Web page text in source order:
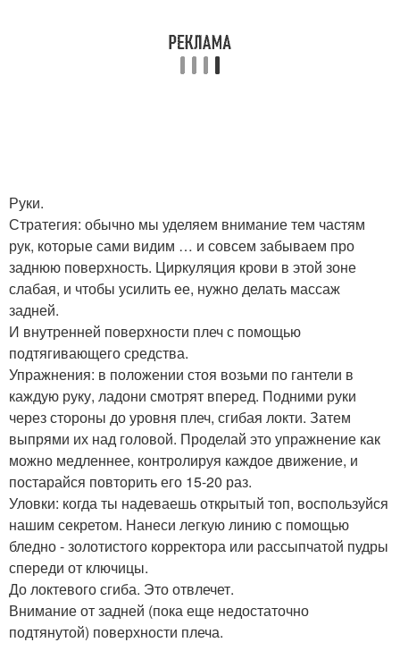
Руки.
Стратегия: обычно мы уделяем внимание тем частям
рук, которые сами видим … и совсем забываем про
заднюю поверхность. Циркуляция крови в этой зоне
слабая, и чтобы усилить ее, нужно делать массаж
задней.
И внутренней поверхности плеч с помощью
подтягивающего средства.
Упражнения: в положении стоя возьми по гантели в
каждую руку, ладони смотрят вперед. Подними руки
через стороны до уровня плеч, сгибая локти. Затем
выпрями их над головой. Проделай это упражнение как
можно медленнее, контролируя каждое движение, и
постарайся повторить его 15-20 раз.
Уловки: когда ты надеваешь открытый топ, воспользуйся
нашим секретом. Нанеси легкую линию с помощью
бледно - золотистого корректора или рассыпчатой пудры
спереди от ключицы.
До локтевого сгиба. Это отвлечет.
Внимание от задней (пока еще недостаточно
подтянутой) поверхности плеча.